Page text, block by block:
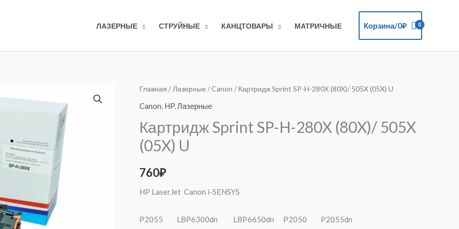
ЛАЗЕРНЫЕ СТРУЙНЫЕ КАНЦТОВАРЫ МАТРИЧНЫЕ Корзина/0₽
Главная / Лазерные /Canon / Картридж Sprint SP-H-280X (80X)/ 505X (05X) U
Canon, HP,Лазерные
Картридж Sprint SP-H-280X (80X)/ 505X
(05X) U
760₽
HP LaserJet Canon i-SENSYS
P2055 LBP6300dn LBP6650dn P2050 P2055dn
Количество
товара
Sprint
SP-
280X